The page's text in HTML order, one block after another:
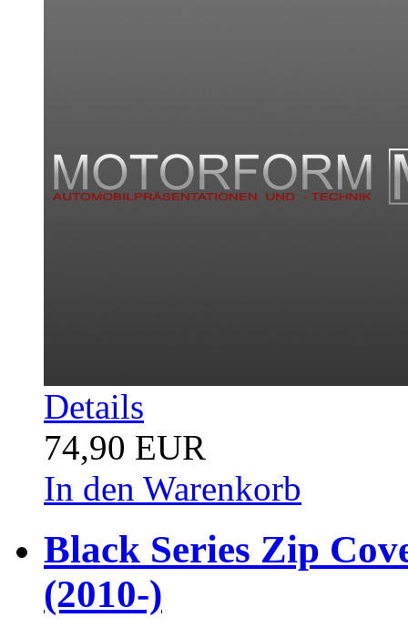
Details
74,90 EUR
In den Warenkorb
Black Series Zip
(2010-)